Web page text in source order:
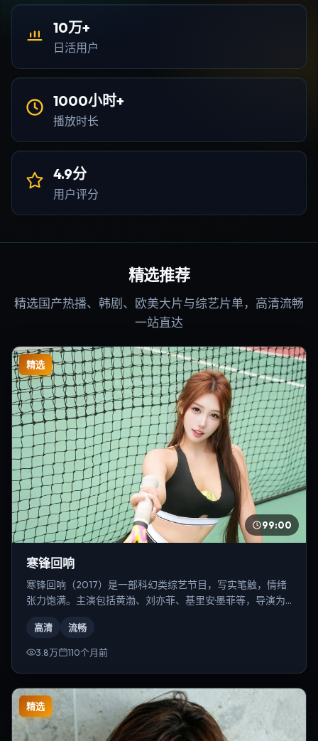
10万+
日活用户
1000小时+
播放时长
4.9分
用户评分
精选推荐
精选国产热播、韩剧、欧美大片与综艺片单，高清流畅
一站直达
精选
99:00
寒锋回响
寒锋回响（2017）是一部科幻类综艺节目，写实笔触，情绪
张力饱满。主演包括黄渤、刘亦菲、基里安·墨菲等，导演为
高清 流畅
3.8万 110个月前
精选